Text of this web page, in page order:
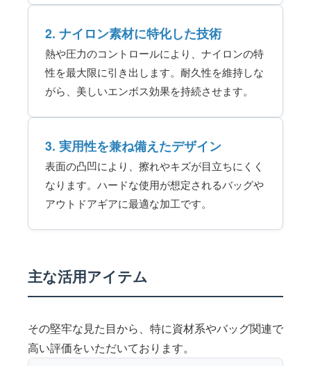
2. ナイロン素材に特化した技術
熱や圧力のコントロールにより、ナイロンの特
性を最大限に引き出します。耐久性を維持しな
がら、美しいエンボス効果を持続させます。
3. 実用性を兼ね備えたデザイン
表面の凸凹により、擦れやキズが目立ちにくく
なります。ハードな使用が想定されるバッグや
アウトドアギアに最適な加工です。
主な活用アイテム
その堅牢な見た目から、特に資材系やバッグ関連で
高い評価をいただいております。